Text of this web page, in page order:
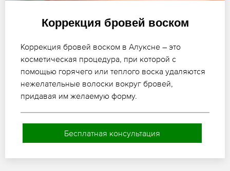
Коррекция бровей воском
Коррекция бровей воском в Алуксне – это
косметическая процедура, при которой с
помощью горячего или теплого воска удаляются
нежелательные волоски вокруг бровей,
придавая им желаемую форму.
Бесплатная консультация